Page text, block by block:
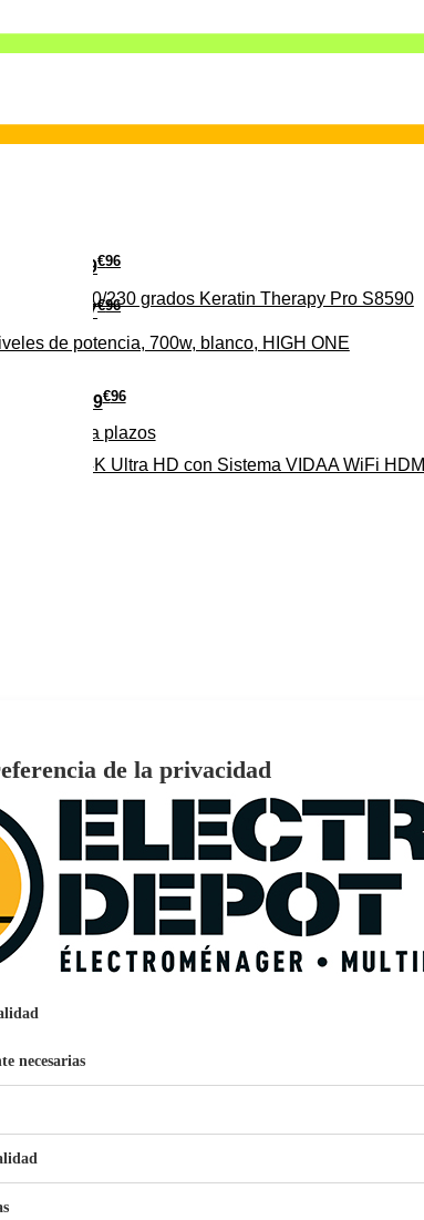
37€96
de potencia, 700w, blanco, HIGH ONE
1,1L Limpia Sofás Alfombras Coche SP3
29€96
160/230 grados Keratin Therapy Pro S8590
279€96
Pago a plazos
EL 4K Ultra HD con Sistema VIDAA WiFi HDMI
159€ 96
Pago aplazos
EcoTank EPSON ET-2861
de la privacidad
necesarias